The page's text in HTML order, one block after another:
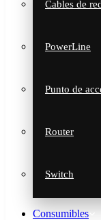
Cables de
PowerLine
Punto de
Router
Switch
Consumibles